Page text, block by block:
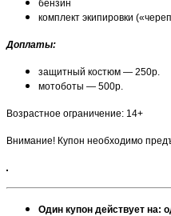
бензин
комплект экипировки
Доплаты:
защитный костюм — 250р.
мотоботы — 500р.
Возрастное ограничение: 14+
Внимание! Купон необходимо
Один купон действует на: